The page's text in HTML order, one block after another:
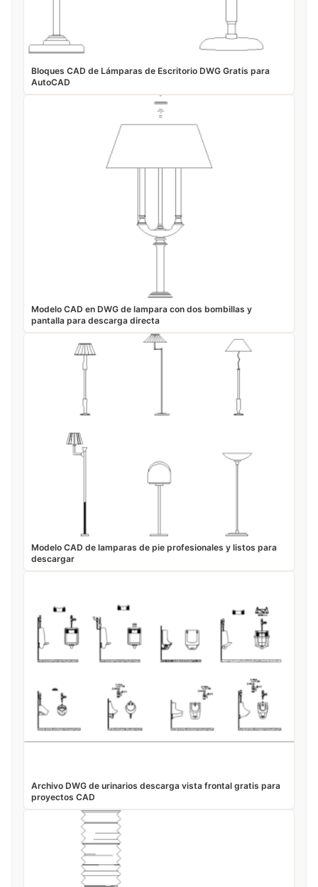
Bloques CAD de Lámparas de Escritorio DWG Gratis para
AutoCAD
Modelo CAD en DWG de lampara con dos bombillas y
pantalla para descarga directa
Modelo CAD de lamparas de pie profesionales y listos para
descargar
Archivo DWG de urinarios descarga vista frontal gratis para
proyectos CAD